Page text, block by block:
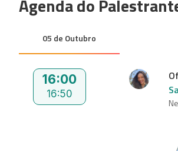
Agenda do
05 de Outubro
16:00
16:50